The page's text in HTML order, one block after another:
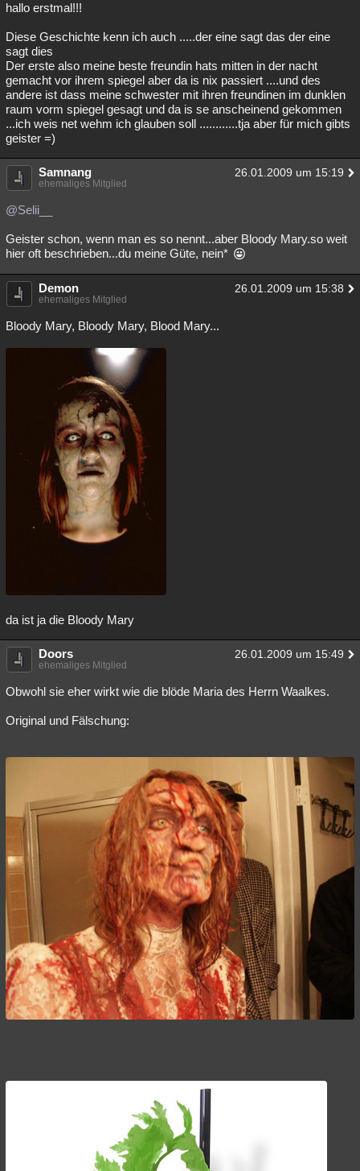
hallo erstmal!!!
Diese Geschichte kenn ich auch .....der eine sagt das der eine
sagt dies
Der erste also meine beste freundin hats mitten in der nacht
gemacht vor ihrem spiegel aber da is nix passiert ....und des
andere ist dass meine schwester mit ihren freundinen im dunklen
raum vorm spiegel gesagt und da is se anscheinend gekommen
...ich weis net wehm ich glauben soll ............tja aber für mich gibts
geister =)
Samnang 26.01.2009 um 15:19
ehemaliges Mitglied
@Selii__
Geister schon, wenn man es so nennt...aber Bloody Mary.so weit
hier oft beschrieben...du meine Güte, nein*
Demon 26.01.2009 um 15:38
ehemaliges Mitglied
Bloody Mary, Bloody Mary, Blood Mary...
da ist ja die Bloody Mary
Doors 26.01.2009 um 15:49
ehemaliges Mitglied
Obwohl sie eher wirkt wie die blöde Maria des Herrn Waalkes.
Original und Fälschung: